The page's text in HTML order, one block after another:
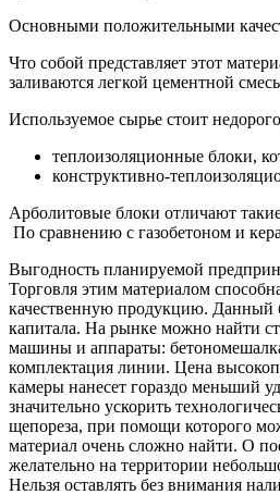
Основными положительными
Что собой представляет этот
заливаются легкой цементной
Используемое сырье стоит
теплоизоляционные блоки,
конструктивно-
Арболитовые блоки отличают такие
По сравнению с газобетоном и
Выгодность планируемой
Торговля этим материалом
качественную продукцию. Данный
капитала. На рынке можно найти
машины и аппараты:
комплектация линии. Цена
камеры нанесет гораздо меньший
значительно ускорить
щепореза, при помощи которого
материал очень сложно найти. О
желательно на территории
Нельзя оставлять без внимания